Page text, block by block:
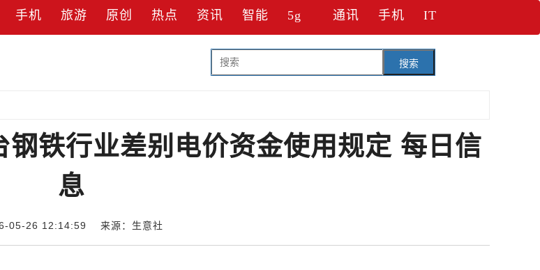
手机 旅游 原创 热点 资讯 智能 5g 通讯 手机 IT
搜索
铁行业差别电价资金使用规定 每日信
息
05-26 12:14:59 来源：生意社